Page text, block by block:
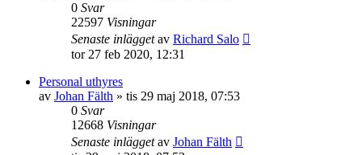
0 Svar
22597 Visningar
Senaste inläggetav Richard Salo
tor 27 feb 2020, 12:31
Personal uthyres
av Johan Fälth » tis 29 maj 2018, 07:53
0 Svar
12668 Visningar
Senaste inläggetav Johan Fälth